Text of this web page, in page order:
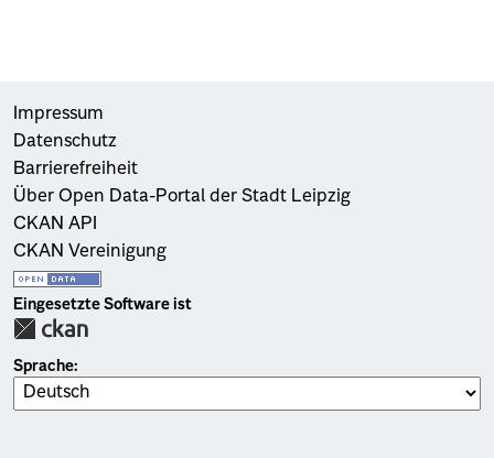
Impressum
Datenschutz
Barrierefreiheit
Über Open Data-Portal der Stadt Leipzig
CKAN API
CKAN Vereinigung
Eingesetzte Software ist
Sprache